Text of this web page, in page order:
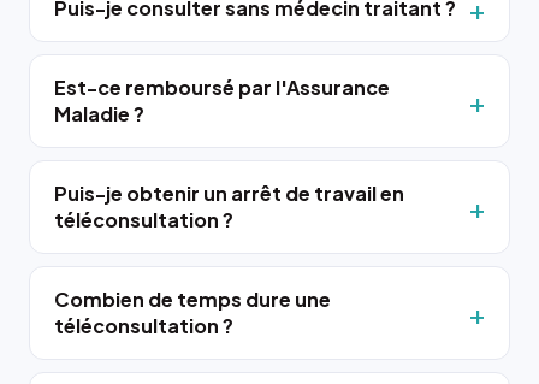
Puis-je consulter sans médecin traitant ?
Est-ce remboursé par l'Assurance
Maladie ?
Puis-je obtenir un arrêt de travail en
téléconsultation ?
Combien de temps dure une
téléconsultation ?